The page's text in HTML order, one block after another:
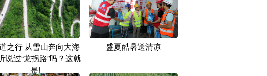
之行 从雪山奔向大海
说过“龙拐路”吗？这就
是!
盛夏酷暑送清凉